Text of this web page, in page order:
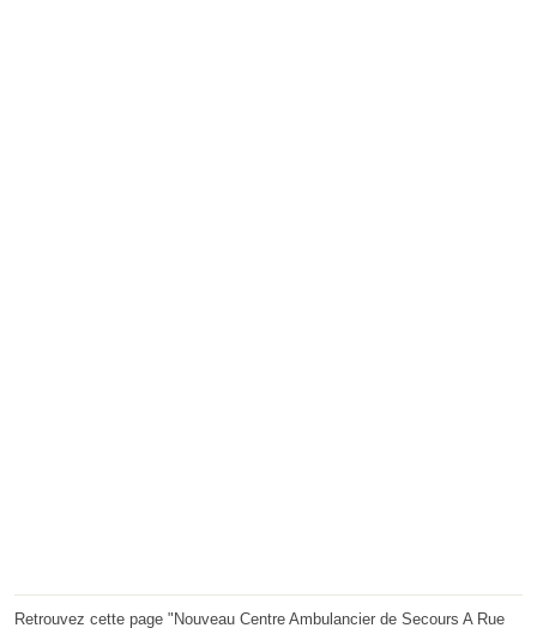
Retrouvez cette page "Nouveau Centre Ambulancier de Secours A Rue